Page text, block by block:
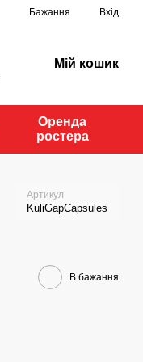
Бажання Вхід
Мій кошик
Оренда
ростера
Артикул
KuliGapCapsules
В бажання